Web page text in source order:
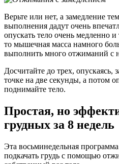
Верьте или нет, а замедление
выполнения дадут очень
опускать тело очень медленно
то мышечная масса намного
выполнить много отжиманий с
Досчитайте до трех, опускаясь,
точке на две секунды, а потом
поднимайте тело.
Простая, но
грудных за 8 недель
Эта восьминедельная
подкачать грудь с помощью